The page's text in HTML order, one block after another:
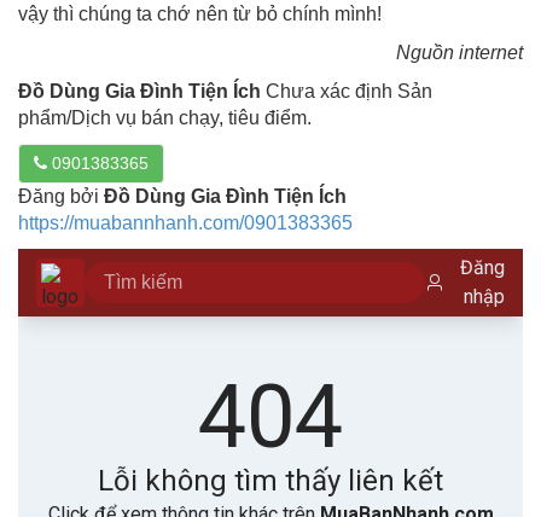
vậy thì chúng ta chớ nên từ bỏ chính mình!
Nguồn internet
Đồ Dùng Gia Đình Tiện Ích Chưa xác định Sản
phẩm/Dịch vụ bán chạy, tiêu điểm.
0901383365
Đăng bởi Đồ Dùng Gia Đình Tiện Ích
https://muabannhanh.com/0901383365